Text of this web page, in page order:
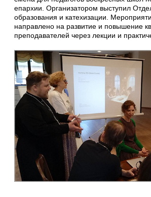
епархии. Организатором выступил
образования и катехизации.
направлено на развитие и повышение
преподавателей через лекции и